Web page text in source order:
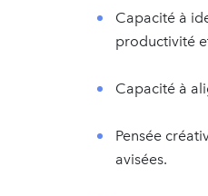
Capacité à
productivité
Capacité à
Pensée
avisées.